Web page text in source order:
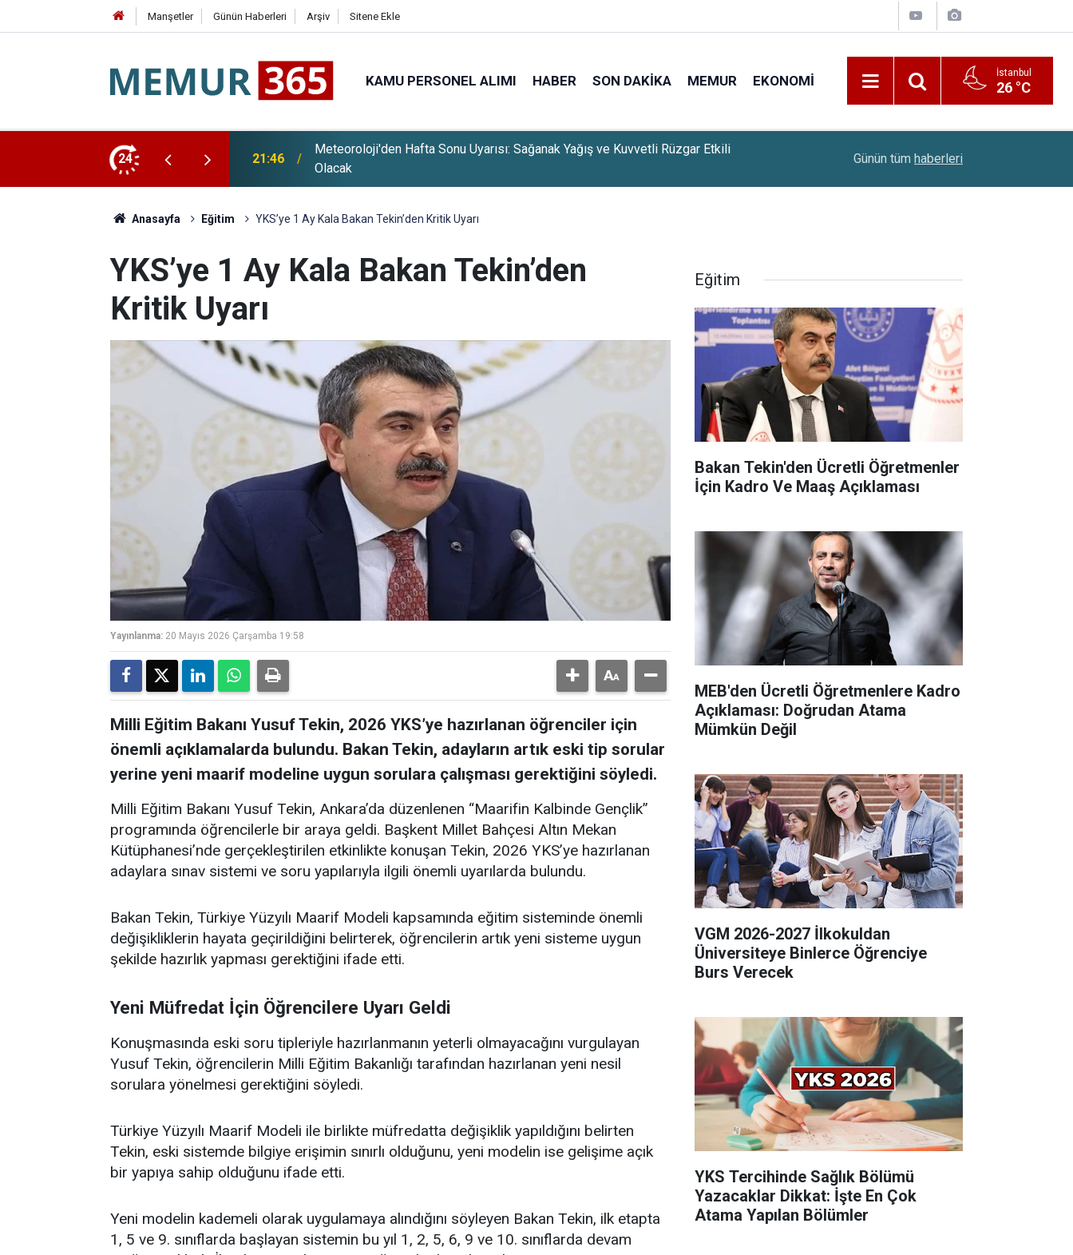
Manşetler Günün Haberleri Arşiv Sitene Ekle
KAMU PERSONEL ALIMI HABER SON DAKIKA MEMUR EKONOMI İstanbul
26 °C
24
Sağanak Yağış ve Kuvvetli Rüzgar Etkili
21:20 Adalet Bakanı Akın Gürlek'ten 13. Yargı Paketi Açıklaması Geldi Emeklilere ÖTV'siz Araç Düzenlemesinde Son
Günün tüm haberleri
Anasayfa Eğitim YKS’ye 1 Ay Kala Bakan Tekin’den Kritik Uyarı
YKS’ye 1 Ay Kala Bakan Tekin’den
Kritik Uyarı
Yayınlanma: 20 Mayıs 2026 Çarşamba 19:58
Milli Eğitim Bakanı Yusuf Tekin, 2026 YKS’ye hazırlanan öğrenciler için
önemli açıklamalarda bulundu. Bakan Tekin, adayların artık eski tip sorular
yerine yeni maarif modeline uygun sorulara çalışması gerektiğini söyledi.
Milli Eğitim Bakanı Yusuf Tekin, Ankara’da düzenlenen “Maarifin Kalbinde Gençlik”
programında öğrencilerle bir araya geldi. Başkent Millet Bahçesi Altın Mekan
Kütüphanesi’nde gerçekleştirilen etkinlikte konuşan Tekin, 2026 YKS’ye hazırlanan
adaylara sınav sistemi ve soru yapılarıyla ilgili önemli uyarılarda bulundu.
Bakan Tekin, Türkiye Yüzyılı Maarif Modeli kapsamında eğitim sisteminde önemli
değişikliklerin hayata geçirildiğini belirterek, öğrencilerin artık yeni sisteme uygun
şekilde hazırlık yapması gerektiğini ifade etti.
Yeni Müfredat İçin Öğrencilere Uyarı Geldi
Konuşmasında eski soru tipleriyle hazırlanmanın yeterli olmayacağını vurgulayan
Yusuf Tekin, öğrencilerin Milli Eğitim Bakanlığı tarafından hazırlanan yeni nesil
sorulara yönelmesi gerektiğini söyledi.
Türkiye Yüzyılı Maarif Modeli ile birlikte müfredatta değişiklik yapıldığını belirten
Tekin, eski sistemde bilgiye erişimin sınırlı olduğunu, yeni modelin ise gelişime açık
bir yapıya sahip olduğunu ifade etti.
Yeni modelin kademeli olarak uygulamaya alındığını söyleyen Bakan Tekin, ilk etapta
1, 5 ve 9. sınıflarda başlayan sistemin bu yıl 1, 2, 5, 6, 9 ve 10. sınıflarda devam
Eğitim
Bakan Tekin'den Ücretli Öğretmenler
İçin Kadro Ve Maaş Açıklaması
MEB'den Ücretli Öğretmenlere Kadro
Açıklaması: Doğrudan Atama
Mümkün Değil
VGM 2026-2027 İlkokuldan
Üniversiteye Binlerce Öğrenciye
Burs Verecek
YKS Tercihinde Sağlık Bölümü
Yazacaklar Dikkat: İşte En Çok
Atama Yapılan Bölümler